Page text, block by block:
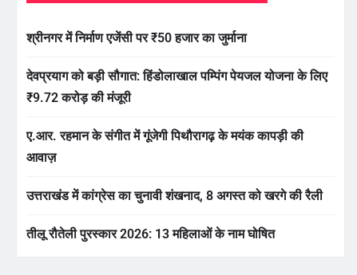
श्रीनगर में निर्माण एजेंसी पर ₹50 हजार का जुर्माना
देवप्रयाग को बड़ी सौगात: हिंडोलाखाल पम्पिंग पेयजल योजना के लिए
₹9.72 करोड़ की मंजूरी
ए.आर. रहमान के संगीत में गूंजेगी पिथौरागढ़ के मयंक कापड़ी की
आवाज़
उत्तराखंड में कांग्रेस का चुनावी शंखनाद, 8 अगस्त को खरगे की रैली
तीलू रौतेली पुरस्कार 2026: 13 महिलाओं के नाम घोषित